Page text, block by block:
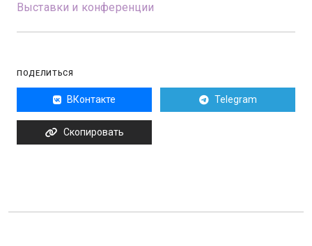
Выставки и конференции
ПОДЕЛИТЬСЯ
ВКонтакте Telegram
Скопировать